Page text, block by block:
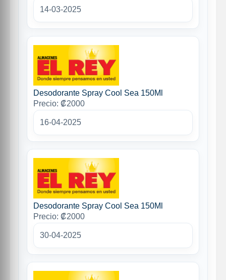
14-03-2025
Desodorante Spray Cool Sea 150Ml
Precio: ₡2000
16-04-2025
Desodorante Spray Cool Sea 150Ml
Precio: ₡2000
30-04-2025